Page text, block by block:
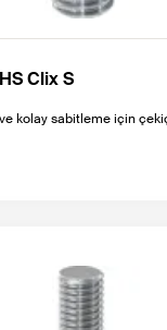
Clix S
kolay sabitleme için